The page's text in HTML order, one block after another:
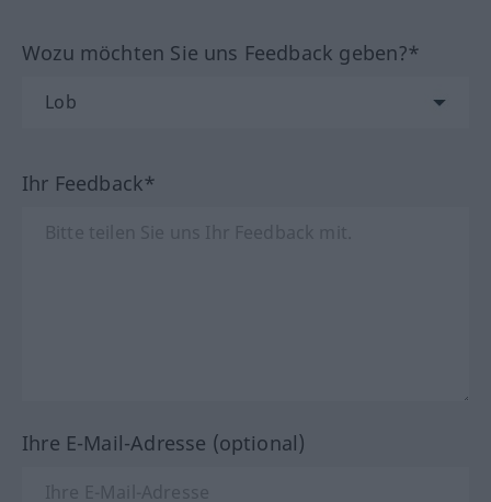
Wozu möchten Sie uns Feedback geben?*
Ihr Feedback*
Ihre E-Mail-Adresse (optional)